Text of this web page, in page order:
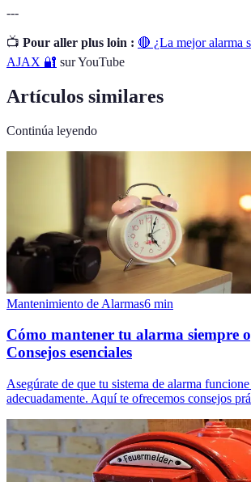
---
📺 Pour aller plus loin : 🔴 ¿La mejor alarma
AJAX 🔐 sur YouTube
Artículos similares
Continúa leyendo
Mantenimiento de Alarmas6 min
Cómo mantener tu alarma siempre
Consejos esenciales
Asegúrate de que tu sistema de alarma
adecuadamente. Aquí te ofrecemos consejos